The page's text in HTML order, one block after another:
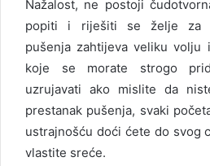
Nažalost, ne postoji
popiti i riješiti se želje za
pušenja zahtijeva veliku
koje se morate strogo
uzrujavati ako mislite da
prestanak pušenja, svaki
ustrajnošću doći ćete do svog
vlastite sreće.